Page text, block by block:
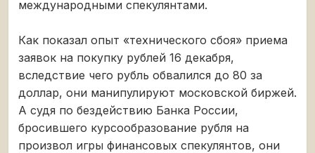
международными спекулянтами.
Как показал опыт «технического сбоя» приема
заявок на покупку рублей 16 декабря,
вследствие чего рубль обвалился до 80 за
доллар, они манипулируют московской биржей.
А судя по бездействию Банка России,
бросившего курсообразование рубля на
произвол игры финансовых спекулянтов, они